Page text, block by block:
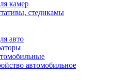
камер
стедикамы
авто
автомобильное